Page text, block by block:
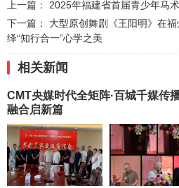
上一篇： 2025年福建省首届青少年马
下一篇： 大型原创舞剧《王阳明》在
绎“知行合一”心学之美
相关新闻
CMT央媒时代全矩阵·百城千媒传
融合启新篇